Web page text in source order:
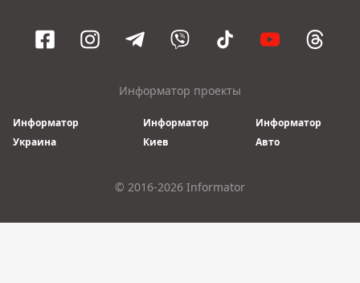
Информатор проекты
Информатор
Украина
Информатор
Киев
Информатор
Авто
© 2016-2026 Informator